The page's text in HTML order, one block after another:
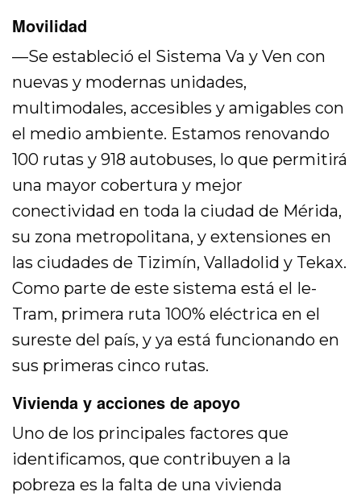
Movilidad
—Se estableció el Sistema Va y Ven con
nuevas y modernas unidades,
multimodales, accesibles y amigables con
el medio ambiente. Estamos renovando
100 rutas y 918 autobuses, lo que permitirá
una mayor cobertura y mejor
conectividad en toda la ciudad de Mérida,
su zona metropolitana, y extensiones en
las ciudades de Tizimín, Valladolid y Tekax.
Como parte de este sistema está el Ie-
Tram, primera ruta 100% eléctrica en el
sureste del país, y ya está funcionando en
sus primeras cinco rutas.
Vivienda y acciones de apoyo
Uno de los principales factores que
identificamos, que contribuyen a la
pobreza es la falta de una vivienda